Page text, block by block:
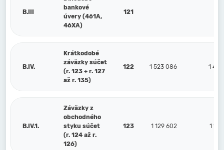
B.III
bankové
úvery (461A,
46XA)
121
B.IV.
Krátkodobé
záväzky súčet
(r. 123 + r. 127
až r. 135)
122 1 523 086 1
B.IV.1.
Záväzky z
obchodného
styku súčet
(r. 124 až r.
126)
123 1 129 602 1